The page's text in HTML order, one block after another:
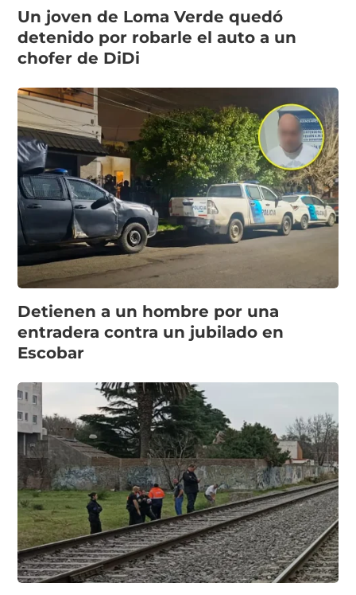
Un joven de Loma Verde quedó
detenido por robarle el auto a un
chofer de DiDi
Detienen a un hombre por una
entradera contra un jubilado en
Escobar